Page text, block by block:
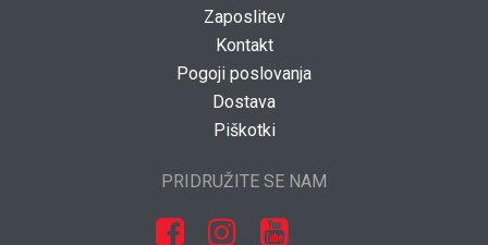
Zaposlitev
Kontakt
Pogoji poslovanja
Dostava
Piškotki
PRIDRUŽITE SE NAM